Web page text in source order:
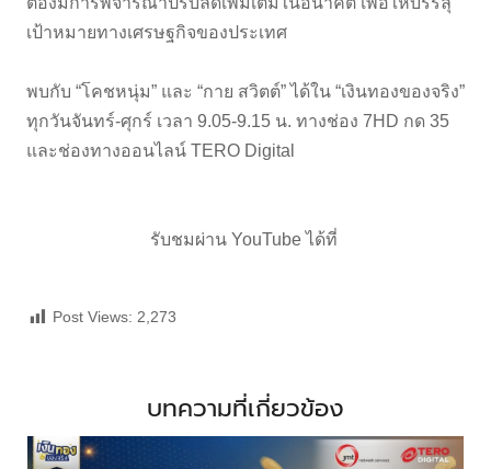
เป้าหมายทางเศรษฐกิจของประเทศ
พบกับ “โคชหนุ่ม” และ “กาย สวิตต์” ได้ใน “เงินทองของจริง”
ทุกวันจันทร์-ศุกร์ เวลา 9.05-9.15 น. ทางช่อง 7HD กด 35
และช่องทางออนไลน์ TERO Digital
รับชมผ่าน YouTube ได้ที่
Post Views: 2,273
บทความที่เกี่ยวข้อง